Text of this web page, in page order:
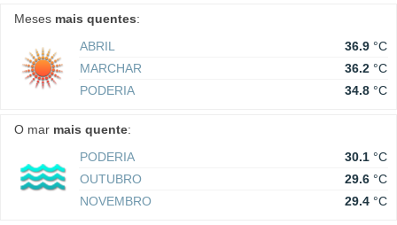
Meses mais quentes:
ABRIL
36.9 °C
MARCHAR
36.2 °C
PODERIA
34.8 °C
O mar mais quente:
PODERIA
30.1 °C
OUTUBRO
29.6 °C
NOVEMBRO
29.4 °C